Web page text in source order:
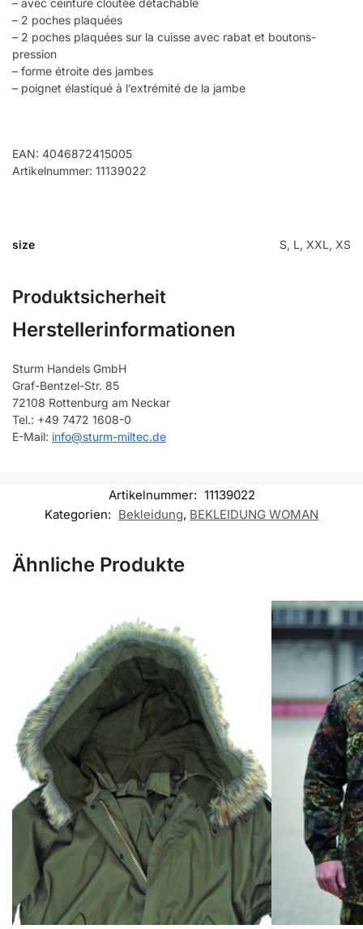
– avec ceinture cloutée détachable
– 2 poches plaquées
– 2 poches plaquées sur la cuisse avec rabat et boutons-
pression
– forme étroite des jambes
– poignet élastiqué à l’extrémité de la jambe
EAN: 4046872415005
Artikelnummer: 11139022
size S, L, XXL, XS
Produktsicherheit
Herstellerinformationen
Sturm Handels GmbH
Graf-Bentzel-Str. 85
72108 Rottenburg am Neckar
Tel.: +49 7472 1608-0
E-Mail: info@sturm-miltec.de
Artikelnummer: 11139022
Kategorien: Bekleidung, BEKLEIDUNG WOMAN
Ähnliche Produkte